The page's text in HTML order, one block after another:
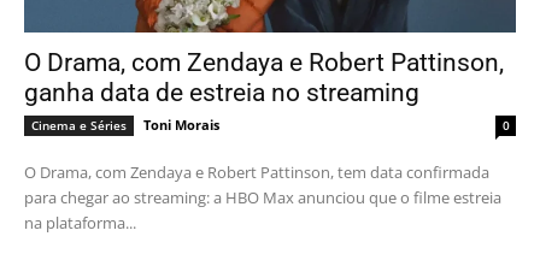
O Drama, com Zendaya e Robert Pattinson,
ganha data de estreia no streaming
Cinema e Séries Toni Morais 0
O Drama, com Zendaya e Robert Pattinson, tem data confirmada
para chegar ao streaming: a HBO Max anunciou que o filme estreia
na plataforma...